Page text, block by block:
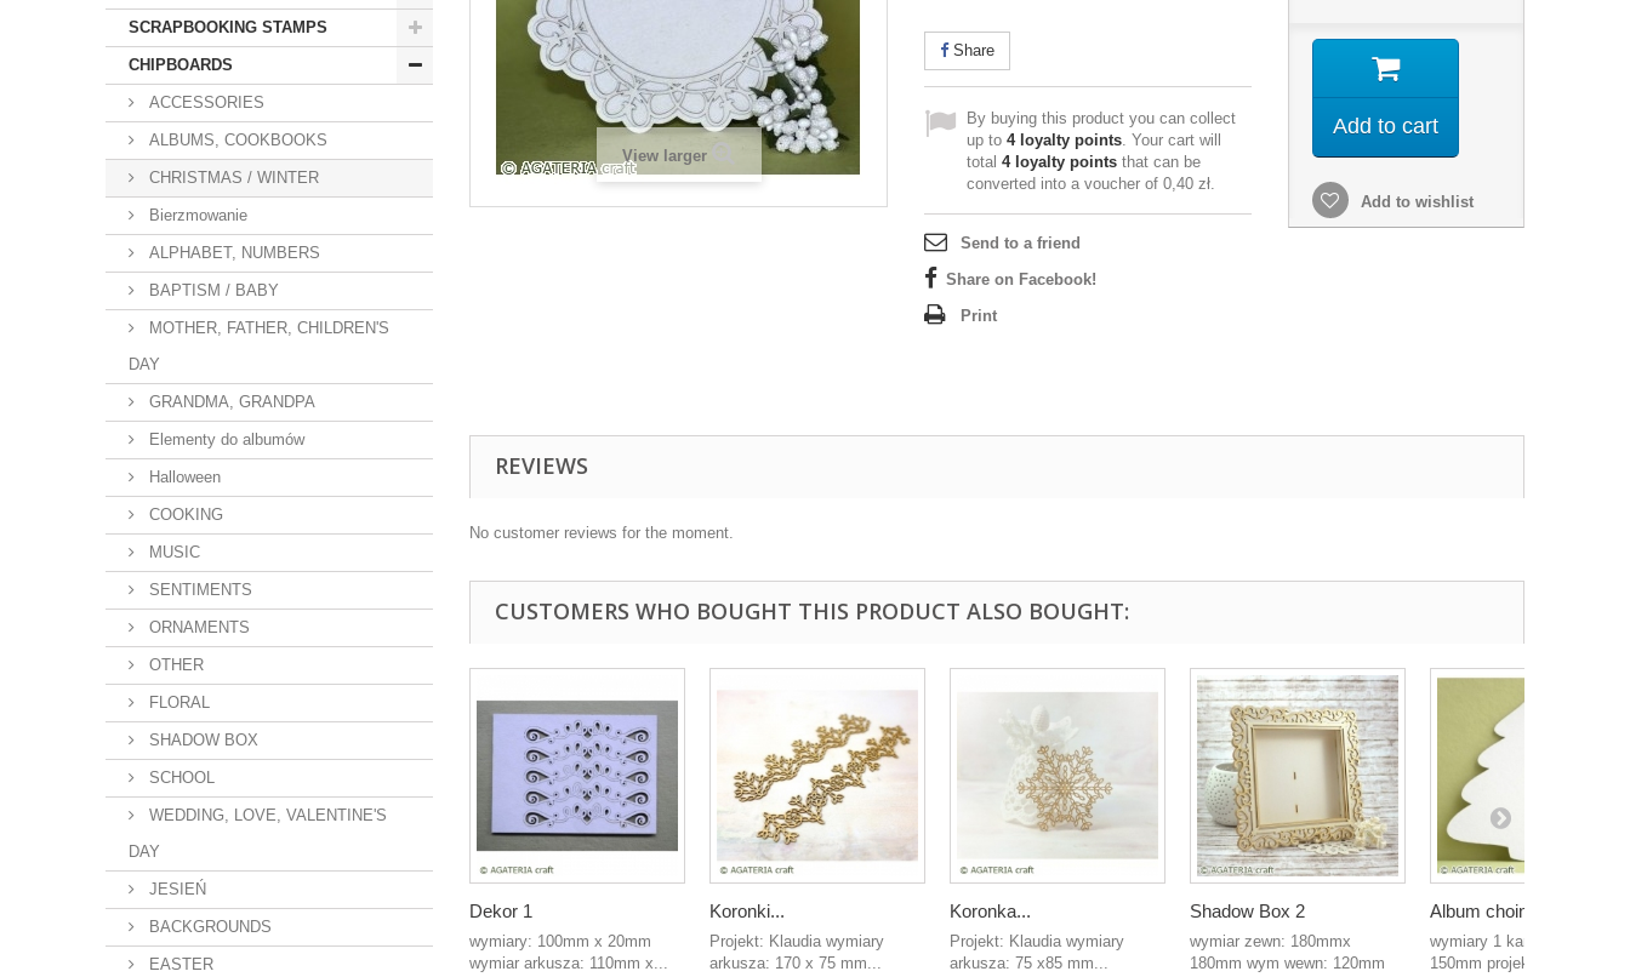
SCRAPBOOKING STAMPS
CHIPBOARDS
ACCESSORIES
ALBUMS, COOKBOOKS
CHRISTMAS / WINTER
Bierzmowanie
ALPHABET, NUMBERS
BAPTISM / BABY
MOTHER, FATHER, CHILDREN'S
DAY
GRANDMA, GRANDPA
Elementy do albumów
Halloween
COOKING
MUSIC
SENTIMENTS
ORNAMENTS
OTHER
FLORAL
SHADOW BOX
SCHOOL
WEDDING, LOVE, VALENTINE'S
DAY
JESIEŃ
BACKGROUNDS
EASTER
View larger
Share
By buying this product you can collect
up to 4loyalty points. Your cart will
total 4loyalty points that can be
converted into a voucher of 0,40 zł.
Send to a friend
Share on Facebook!
Print
Add to cart
Add to wishlist
REVIEWS
No customer reviews for the moment.
CUSTOMERS WHO BOUGHT THIS PRODUCT ALSO BOUGHT:
Dekor 1
wymiary: 100mm x 20mm
wymiar arkusza: 110mm x...
Koronki...
Projekt: Klaudia wymiary
arkusza: 170 x 75 mm...
Koronka...
Projekt: Klaudia wymiary
arkusza: 75 x85 mm...
Shadow Box 2
wymiar zewn: 180mmx
180mm wym wewn: 120mm
Album choinka
wymiary 1 karty: 150mm x
150mm projekt: Klaudia